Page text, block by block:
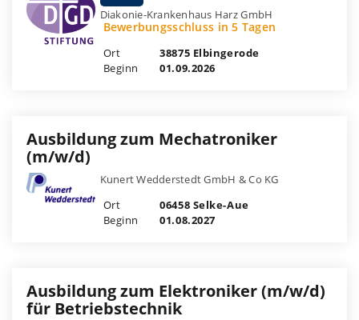
Diakonie-Krankenhaus Harz GmbH
Bewerbungsschluss in 5 Tagen
Ort
38875 Elbingerode
Beginn
01.09.2026
Ausbildung zum Mechatroniker
(m/w/d)
Kunert Wedderstedt GmbH & Co KG
Ort
06458 Selke-Aue
Beginn
01.08.2027
Ausbildung zum Elektroniker (m/w/d)
für Betriebstechnik